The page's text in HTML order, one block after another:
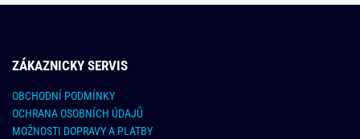
ZÁKAZNICKY SERVIS
OBCHODNÍ PODMÍNKY
OCHRANA OSOBNÍCH ÚDAJŮ
MOŽNOSTI DOPRAVY A PLATBY